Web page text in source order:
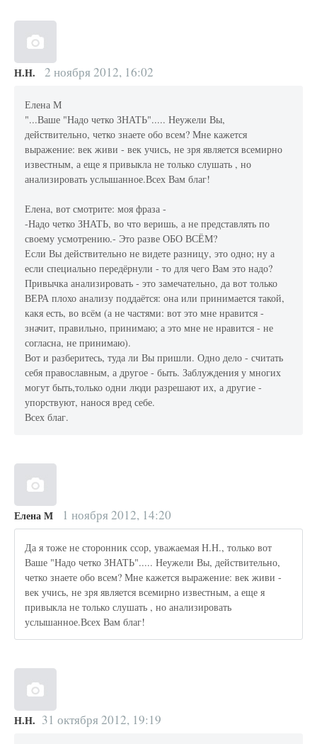
Н.Н. 2 ноября 2012, 16:02
Елена М
"...Ваше "Надо четко ЗНАТЬ"..... Неужели Вы,
действительно, четко знаете обо всем? Мне кажется
выражение: век живи - век учись, не зря является всемирно
известным, а еще я привыкла не только слушать , но
анализировать услышанное.Всех Вам благ!
Елена, вот смотрите: моя фраза -
-Надо четко ЗНАТЬ, во что веришь, а не представлять по
своему усмотрению.- Это разве ОБО ВСЁМ?
Если Вы действительно не видете разницу, это одно; ну а
если специально передёрнули - то для чего Вам это надо?
Привычка анализировать - это замечательно, да вот только
ВЕРА плохо анализу поддаётся: она или принимается такой,
какя есть, во всём (а не частями: вот это мне нравится -
значит, правильно, принимаю; а это мне не нравится - не
согласна, не принимаю).
Вот и разберитесь, туда ли Вы пришли. Одно дело - считать
себя православным, а другое - быть. Заблуждения у многих
могут быть,только одни люди разрешают их, а другие -
упорствуют, нанося вред себе.
Всех благ.
Елена М 1 ноября 2012, 14:20
Да я тоже не сторонник ссор, уважаемая Н.Н., только вот
Ваше "Надо четко ЗНАТЬ"..... Неужели Вы, действительно,
четко знаете обо всем? Мне кажется выражение: век живи -
век учись, не зря является всемирно известным, а еще я
привыкла не только слушать , но анализировать
услышанное.Всех Вам благ!
Н.Н. 31 октября 2012, 19:19